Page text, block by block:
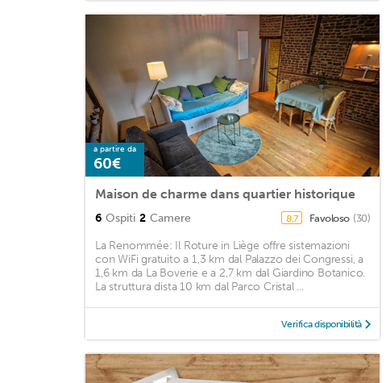
a partire da
60€
Maison de charme dans quartier historique
6 Ospiti 2 Camere 8,7 Favoloso (30)
La Renommée: Il Roture in Liège offre sistemazioni
con WiFi gratuito a 1,3 km dal Palazzo dei Congressi, a
1,6 km da La Boverie e a 2,7 km dal Giardino Botanico.
La struttura dista 10 km dal Parco Cristal ...
Verifica disponibilità